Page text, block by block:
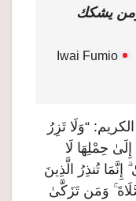
ومن يشكك
“وَلَا تَزِرُ
حِمْلِهَا لَا
تُنذِرُ الَّذِينَ
وَمَن تَزَكَّىٰ